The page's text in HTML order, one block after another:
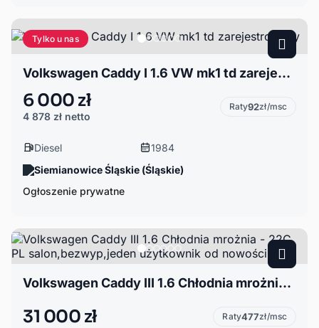
Tylko u nas
Volkswagen Caddy I 1.6 VW mk1 td zarejestrowany
6 000 zł
4 878 zł netto
Raty92zł/msc
Diesel
1984
Siemianowice Śląskie (Śląskie)
Ogłoszenie prywatne
Volkswagen Caddy III 1.6 Chłodnia mrożnia - 22C, PL salon,bezwyp,jeden użytkownik od nowości
31 000 zł Raty477zł/msc